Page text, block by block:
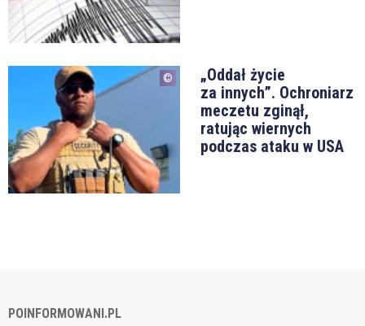
„Oddał życie
za innych”. Ochroniarz
meczetu zginął,
ratując wiernych
podczas ataku w USA
POINFORMOWANI.PL